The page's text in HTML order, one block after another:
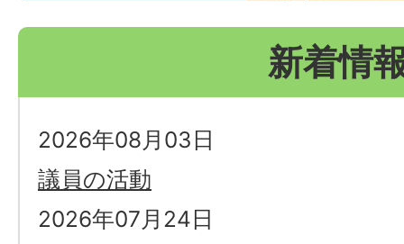
新着情
2026年08月03日
議員の活動
2026年07月24日